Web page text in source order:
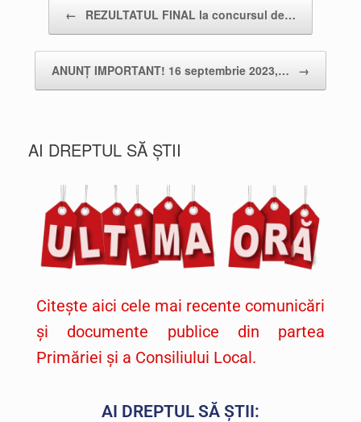
← REZULTATUL FINAL la concursul de…
ANUNȚ IMPORTANT! 16 septembrie 2023,… →
AI DREPTUL SĂ ȘTII
Citește aici cele mai recente comunicări
și documente publice din partea
Primăriei și a Consiliului Local.
AI DREPTUL SĂ ȘTII: